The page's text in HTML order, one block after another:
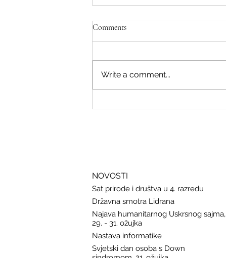
Comments
Write a comment...
NOVOSTI
Sat prirode i društva u 4. razredu
Državna smotra Lidrana
Najava humanitarnog Uskrsnog sajma,
29. - 31. ožujka
Nastava informatike
Svjetski dan osoba s Down